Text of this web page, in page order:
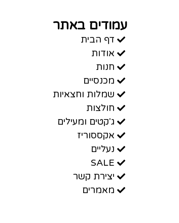
עמודים באתר
דף הבית
אודות
חנות
מכנסיים
שמלות וחצאיות
חולצות
ג'קטים ומעילים
אקססוריז
נעליים
SALE
יצירת קשר
מאמרים